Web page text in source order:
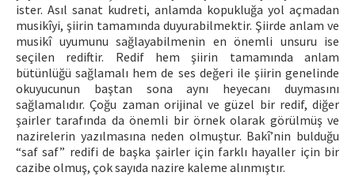
ister. Asıl sanat kudreti, anlamda kopukluğa yol açmadan
musikîyi, şiirin tamamında duyurabilmektir. Şiirde anlam ve
musikî uyumunu sağlayabilmenin en önemli unsuru ise
seçilen rediftir. Redif hem şiirin tamamında anlam
bütünlüğü sağlamalı hem de ses değeri ile şiirin genelinde
okuyucunun baştan sona aynı heyecanı duymasını
sağlamalıdır. Çoğu zaman orijinal ve güzel bir redif, diğer
şairler tarafında da önemli bir örnek olarak görülmüş ve
nazirelerin yazılmasına neden olmuştur. Bakî’nin bulduğu
“saf saf” redifi de başka şairler için farklı hayaller için bir
cazibe olmuş, çok sayıda nazire kaleme alınmıştır.